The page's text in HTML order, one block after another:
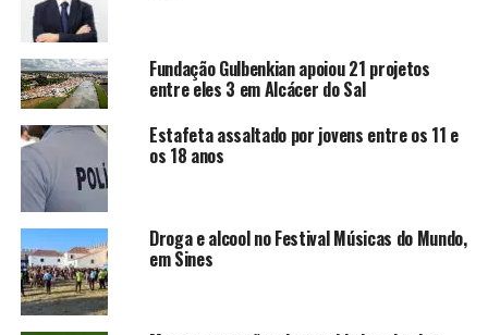
Fundação Gulbenkian apoiou 21 projetos
entre eles 3 em Alcácer do Sal
Estafeta assaltado por jovens entre os 11 e
os 18 anos
Droga e alcool no Festival Músicas do Mundo,
em Sines